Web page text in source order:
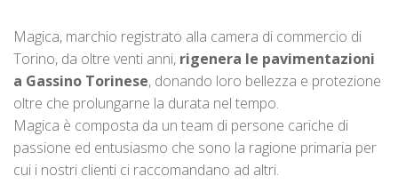
Magica, marchio registrato alla camera di commercio di
Torino, da oltre venti anni, rigenera le pavimentazioni
a Gassino Torinese, donando loro bellezza e protezione
oltre che prolungarne la durata nel tempo.
Magica è composta da un team di persone cariche di
passione ed entusiasmo che sono la ragione primaria per
cui i nostri clienti ci raccomandano ad altri.